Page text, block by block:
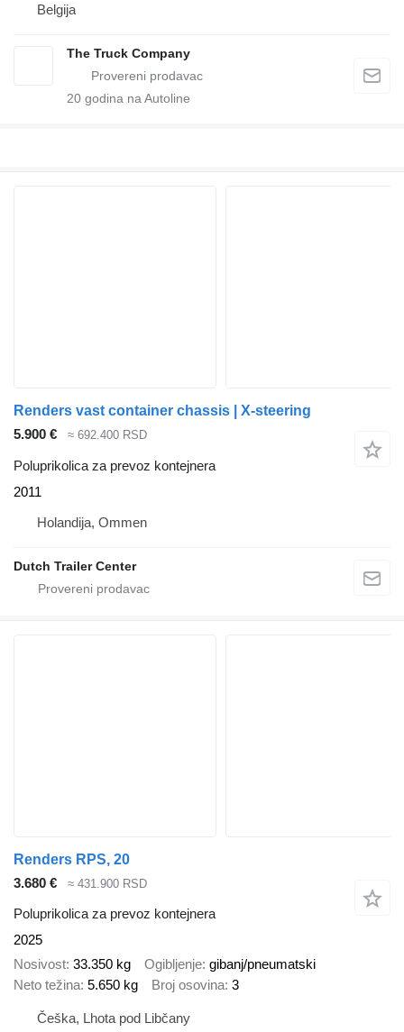
Belgija
The Truck Company
20 godina na Autoline
Renders vast container chassis | X-steering
5.900 €
≈ 692.400 RSD
Poluprikolica za prevoz kontejnera
2011
Holandija, Ommen
Dutch Trailer Center
Renders RPS, 20
3.680 €
≈ 431.900 RSD
Poluprikolica za prevoz kontejnera
2025
Nosivost 33.350 kg Ogibljenje gibanj/pneumatski
Neto težina 5.650 kg Broj osovina 3
Češka, Lhota pod Libčany